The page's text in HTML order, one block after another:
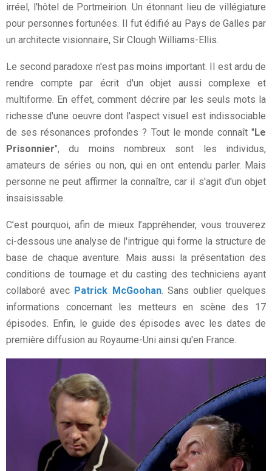
irréel, l'hôtel de Portmeirion. Un étonnant lieu de villégiature
pour personnes fortunées. Il fut édifié au Pays de Galles par
un architecte visionnaire, Sir Clough Williams-Ellis.
Le second paradoxe n'est pas moins important. Il est ardu de
rendre compte par écrit d'un objet aussi complexe et
multiforme. En effet, comment décrire par les seuls mots la
richesse d'une oeuvre dont l'aspect visuel est indissociable
de ses résonances profondes ? Tout le monde connaît "Le
Prisonnier", du moins nombreux sont les individus,
amateurs de séries ou non, qui en ont entendu parler. Mais
personne ne peut affirmer la connaître, car il s'agit d'un objet
insaisissable.
C’est pourquoi, afin de mieux l’appréhender, vous trouverez
ci-dessous une analyse de l'intrigue qui forme la structure de
base de chaque aventure. Mais aussi la présentation des
conditions de tournage et du casting des techniciens ayant
collaboré avec Patrick McGoohan. Sans oublier quelques
informations concernant les metteurs en scène des 17
épisodes. Enfin, le guide des épisodes avec les dates de
première diffusion au Royaume-Uni ainsi qu'en France.